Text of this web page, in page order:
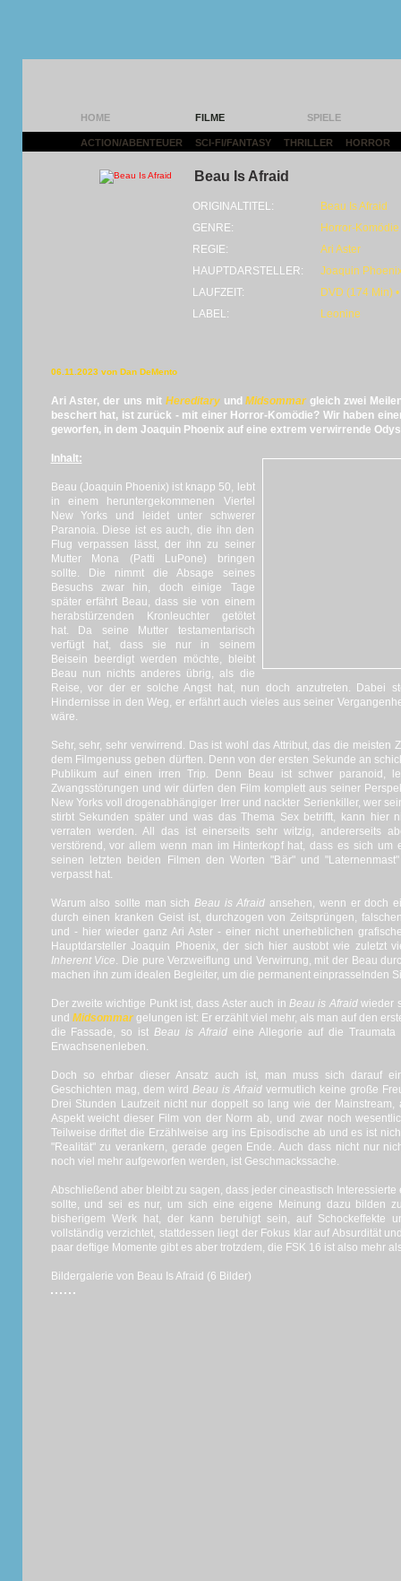
HOME FILME SPIELE
ACTION/ABENTEUER SCI-FI/FANTASY THRILLER HORROR
Beau Is Afraid
ORIGINALTITEL:
Beau Is Afraid
GENRE:
Horror-Komödie
REGIE:
Ari Aster
HAUPTDARSTELLER:
Joaquin
LAUFZEIT:
DVD (174 Min)
LABEL:
Leonine
06.11.2023 von Dan DeMento
Ari Aster, der uns mit Hereditary undMidsommar gleich zwei
beschert hat, ist zurück - mit einer Horror-Komödie? Wir haben
geworfen, in dem Joaquin Phoenix auf eine extrem verwirrende
Inhalt:
Beau (Joaquin Phoenix) ist knapp 50, lebt
in einem heruntergekommenen Viertel
New Yorks und leidet unter schwerer
Paranoia. Diese ist es auch, die ihn den
Flug verpassen lässt, der ihn zu seiner
Mutter Mona (Patti LuPone) bringen
sollte. Die nimmt die Absage seines
Besuchs zwar hin, doch einige Tage
später erfährt Beau, dass sie von einem
herabstürzenden Kronleuchter getötet
hat. Da seine Mutter testamentarisch
verfügt hat, dass sie nur in seinem
Beisein beerdigt werden möchte, bleibt
Beau nun nichts anderes übrig, als die
Reise, vor der er solche Angst hat, nun doch anzutreten. Dabei
Hindernisse in den Weg, er erfährt auch vieles aus seiner
wäre.
Sehr, sehr, sehr verwirrend. Das ist wohl das Attribut, das die meisten
dem Filmgenuss geben dürften. Denn von der ersten Sekunde an
Publikum auf einen irren Trip. Denn Beau ist schwer paranoid,
Zwangsstörungen und wir dürfen den Film komplett aus seiner
New Yorks voll drogenabhängiger Irrer und nackter Serienkiller, wer
stirbt Sekunden später und was das Thema Sex betrifft, kann hier
verraten werden. All das ist einerseits sehr witzig, andererseits
verstörend, vor allem wenn man im Hinterkopf hat, dass es sich um
seinen letzten beiden Filmen den Worten "Bär" und
verpasst hat.
Warum also sollte man sichBeau is Afraid ansehen, wenn er doch
durch einen kranken Geist ist, durchzogen von Zeitsprüngen,
und - hier wieder ganz Ari Aster - einer nicht unerheblichen
Hauptdarsteller Joaquin Phoenix, der sich hier austobt wie zuletzt
Inherent Vice. Die pure Verzweiflung und Verwirrung, mit der Beau
machen ihn zum idealen Begleiter, um die permanent einprasselnden
Der zweite wichtige Punkt ist, dass Aster auch in Beau is Afraidwieder
und Midsommargelungen ist: Er erzählt viel mehr, als man auf den
die Fassade, so istBeau is Afraid eine Allegorie auf die
Erwachsenenleben.
Doch so ehrbar dieser Ansatz auch ist, man muss sich darauf
Geschichten mag, dem wird Beau is Afraidvermutlich keine große
Drei Stunden Laufzeit nicht nur doppelt so lang wie der
Aspekt weicht dieser Film von der Norm ab, und zwar noch
Teilweise driftet die Erzählweise arg ins Episodische ab und es ist
"Realität" zu verankern, gerade gegen Ende. Auch dass nicht nur
noch viel mehr aufgeworfen werden, ist Geschmackssache.
Abschließend aber bleibt zu sagen, dass jeder cineastisch
sollte, und sei es nur, um sich eine eigene Meinung dazu bilden
bisherigem Werk hat, der kann beruhigt sein, auf Schockeffekte
vollständig verzichtet, stattdessen liegt der Fokus klar auf Absurdität
paar deftige Momente gibt es aber trotzdem, die FSK 16 ist also mehr
Bildergalerie von Beau Is Afraid (6 Bilder)